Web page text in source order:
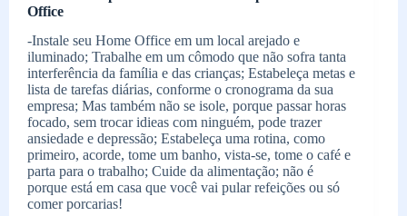
Office
-Instale seu Home Office em um local arejado e
iluminado; Trabalhe em um cômodo que não sofra tanta
interferência da família e das crianças; Estabeleça metas e
lista de tarefas diárias, conforme o cronograma da sua
empresa; Mas também não se isole, porque passar horas
focado, sem trocar idieas com ninguém, pode trazer
ansiedade e depressão; Estabeleça uma rotina, como
primeiro, acorde, tome um banho, vista-se, tome o café e
parta para o trabalho; Cuide da alimentação; não é
porque está em casa que você vai pular refeições ou só
comer porcarias!